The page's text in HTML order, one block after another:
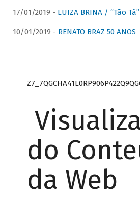
17/01/2019 - LUIZA BRINA / “Tão Tá”
10/01/2019 - RENATO BRAZ 50 ANOS
do
da Web